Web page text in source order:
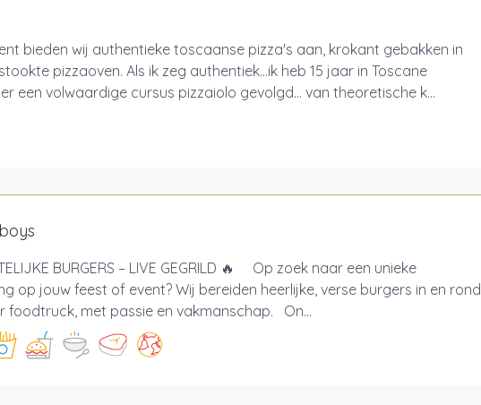
bieden wij authentieke toscaanse pizza's aan, krokant gebakken in
pizzaoven. Als ik zeg authentiek…ik heb 15 jaar in Toscane
een volwaardige cursus pizzaiolo gevolgd… van theoretische k...
BURGERS – LIVE GEGRILD 🔥 Op zoek naar een unieke
op jouw feest of event? Wij bereiden heerlijke, verse burgers in en rond
foodtruck, met passie en vakmanschap. On...